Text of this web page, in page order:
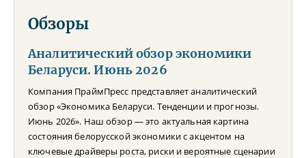
Обзоры
Аналитический обзор экономики
Беларуси. Июнь 2026
Компания ПраймПресс представляет аналитический
обзор «Экономика Беларуси. Тенденции и прогнозы.
Июнь 2026». Наш обзор — это актуальная картина
состояния белорусской экономики с акцентом на
ключевые драйверы роста, риски и вероятные сценарии